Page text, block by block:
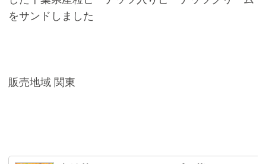
をサンドしました
販売地域 関東